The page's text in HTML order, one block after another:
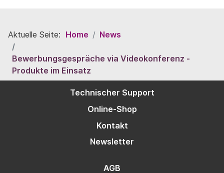
Aktuelle Seite: Home News
Bewerbungsgespräche via Videokonferenz -
Produkte im Einsatz
Technischer Support
Online-Shop
Kontakt
Newsletter
AGB